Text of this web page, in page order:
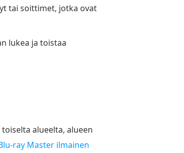
tai soittimet, jotka ovat
lukea ja toistaa
alueelta, alueen
ray Master ilmainen